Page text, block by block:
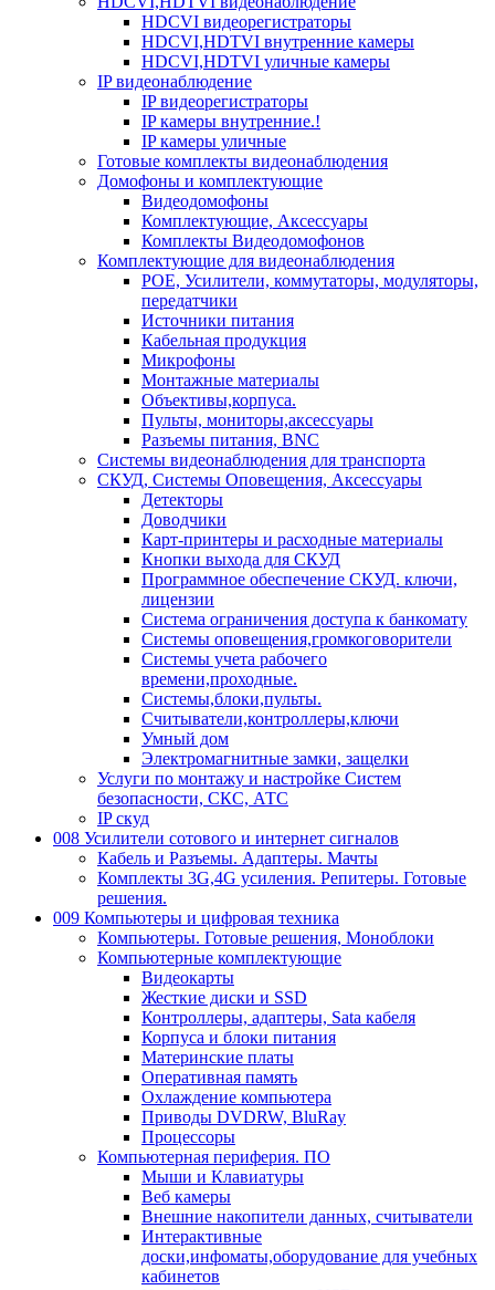
HDCVI видеорегистраторы
HDCVI,HDTVI внутренние камеры
HDCVI,HDTVI уличные камеры
IP видеонаблюдение
IP видеорегистраторы
IP камеры внутренние.!
IP камеры уличные
Готовые комплекты видеонаблюдения
Домофоны и комплектующие
Видеодомофоны
Комплектующие, Аксессуары
Комплекты Видеодомофонов
Комплектующие для видеонаблюдения
POE, Усилители, коммутаторы, модуляторы,
передатчики
Источники питания
Кабельная продукция
Микрофоны
Монтажные материалы
Объективы,корпуса.
Пульты, мониторы,аксессуары
Разъемы питания, BNC
Системы видеонаблюдения для транспорта
СКУД, Системы Оповещения, Аксессуары
Детекторы
Доводчики
Карт-принтеры и расходные материалы
Кнопки выхода для СКУД
Программное обеспечение СКУД. ключи,
лицензии
Система ограничения доступа к банкомату
Системы оповещения,громкоговорители
Системы учета рабочего
времени,проходные.
Системы,блоки,пульты.
Считыватели,контроллеры,ключи
Умный дом
Электромагнитные замки, защелки
Услуги по монтажу и настройке Систем
безопасности, СКС, АТС
IP скуд
008 Усилители сотового и интернет сигналов
Кабель и Разъемы. Адаптеры. Мачты
Комплекты 3G,4G усиления. Репитеры. Готовые
решения.
009 Компьютеры и цифровая техника
Компьютеры. Готовые решения, Моноблоки
Компьютерные комплектующие
Видеокарты
Жесткие диски и SSD
Контроллеры, адаптеры, Sata кабеля
Корпуса и блоки питания
Материнские платы
Оперативная память
Охлаждение компьютера
Приводы DVDRW, BluRay
Процессоры
Компьютерная периферия. ПО
Мыши и Клавиатуры
Веб камеры
Внешние накопители данных, считыватели
Интерактивные
доски,инфоматы,оборудование для учебных
кабинетов